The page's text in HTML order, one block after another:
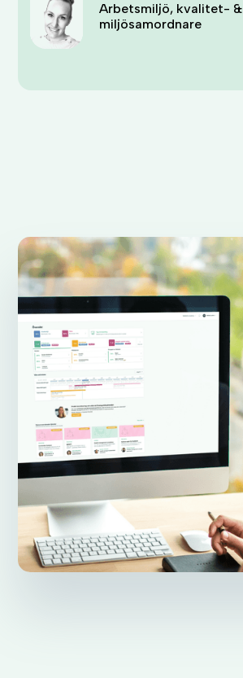
Arbetsmiljö, kvalitet- &
miljösamordnare